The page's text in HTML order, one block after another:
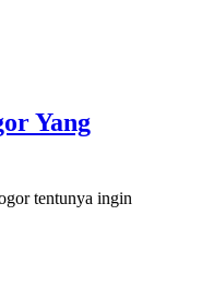
Yang
tentunya ingin